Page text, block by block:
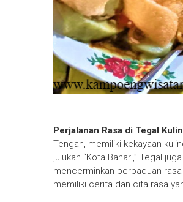
Perjalanan Rasa di Tegal
Tengah, memiliki kekayaan
julukan “Kota Bahari,” Tegal
mencerminkan perpaduan
memiliki cerita dan cita rasa